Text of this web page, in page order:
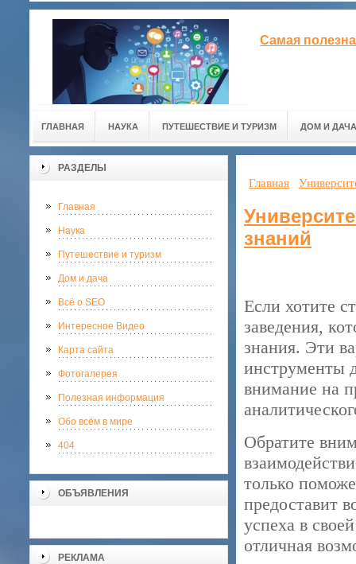
Самая
ГЛАВНАЯ НАУКА ПУТЕШЕСТВИЕ И ТУРИЗМ ДОМ И ДАЧА
РАЗДЕЛЫ
Главная
Наука
Путешествие и туризм
Дом и дача
Всё о SEO
Интересное Видео
Карта сайта
Фотогалерея
Полезная информация
Обо всём в мире
404
ОБЪЯВЛЕНИЯ
РЕКЛАМА
Главная
знаний
Если хотите
заведения,
знания. Эти
инструменты
внимание на
Обратите
только
предоставит
успеха в
отличная